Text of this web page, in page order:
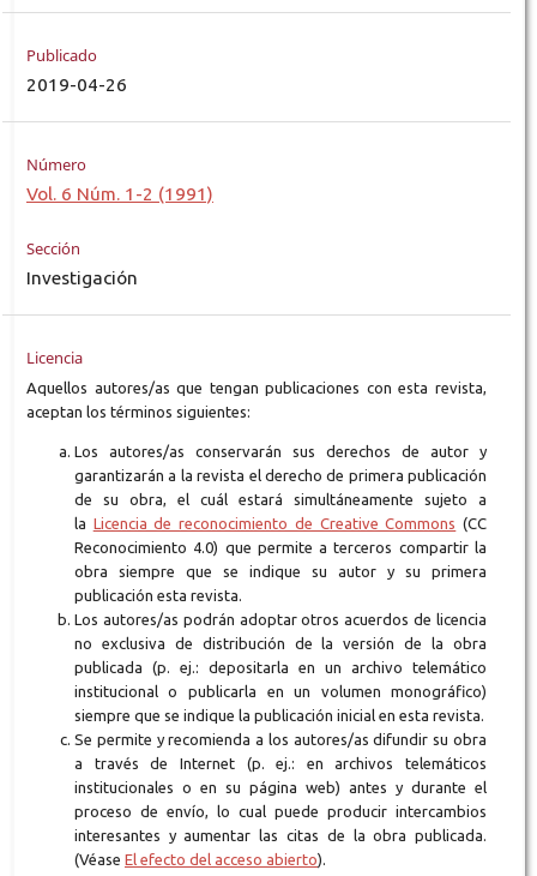
Publicado
2019-04-26
Número
Vol. 6 Núm. 1-2 (1991)
Sección
Investigación
Licencia
Aquellos autores/as que tengan publicaciones con esta revista,
aceptan los términos siguientes:
Los autores/as conservarán sus derechos de autor y
garantizarán a la revista el derecho de primera publicación
de su obra, el cuál estará simultáneamente sujeto a
la Licencia de reconocimiento de Creative Commons (CC
Reconocimiento 4.0) que permite a terceros compartir la
obra siempre que se indique su autor y su primera
publicación esta revista.
Los autores/as podrán adoptar otros acuerdos de licencia
no exclusiva de distribución de la versión de la obra
publicada (p. ej.: depositarla en un archivo telemático
institucional o publicarla en un volumen monográfico)
siempre que se indique la publicación inicial en esta revista.
Se permite y recomienda a los autores/as difundir su obra
a través de Internet (p. ej.: en archivos telemáticos
institucionales o en su página web) antes y durante el
proceso de envío, lo cual puede producir intercambios
interesantes y aumentar las citas de la obra publicada.
(Véase El efecto del acceso abierto).